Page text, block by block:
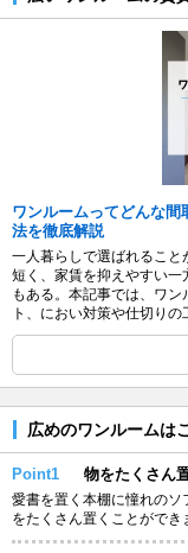
ワンルームってどんな
法を徹底解説
一人暮らしで選ばれるこ
短く、家賃を抑えやすい一
もある。本記事では、ワ
ト、におい対策や仕切りの
広めのワンルームは
Point1 物をたくさん
愛書を置く本棚に憧れのソ
をたくさん置くことができ